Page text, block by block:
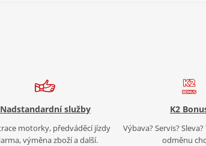
Nadstandardní služby
motorky, předváděcí jízdy
výměna zboží a další.
K2
Výbava? Servis?
odměnu